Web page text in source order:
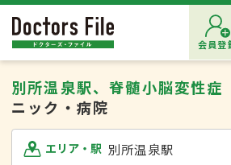
会員登
別所温泉駅、脊髄小脳変性症
ニック・病院
エリア・駅 別所温泉駅